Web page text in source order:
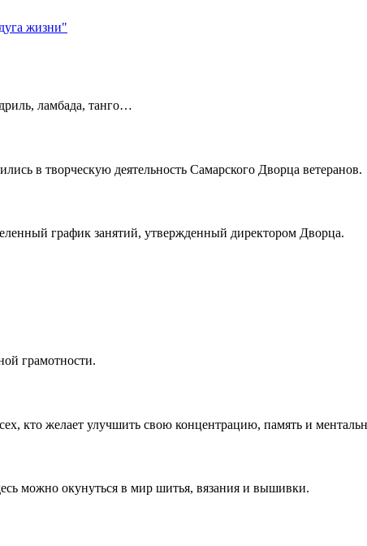
жизни"
ламбада, танго…
в творческую деятельность Самарского Дворца ветеранов.
график занятий, утвержденный директором Дворца.
грамотности.
кто желает улучшить свою концентрацию, память и
можно окунуться в мир шитья, вязания и вышивки.